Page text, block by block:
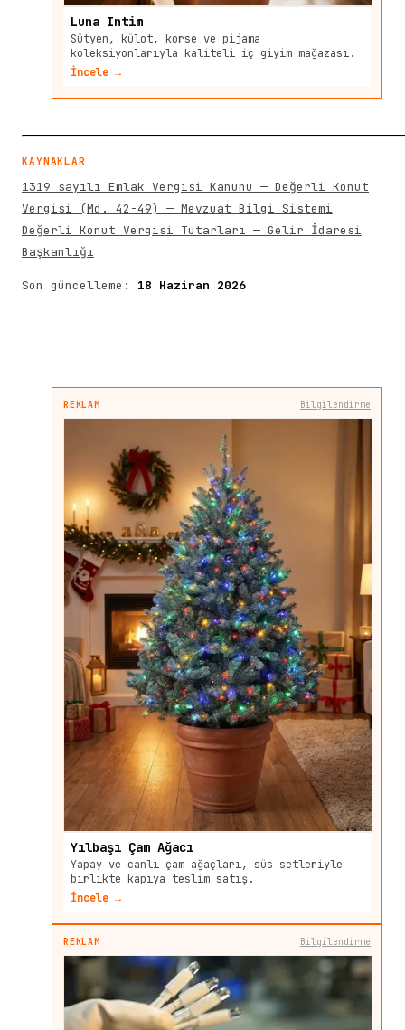
Luna Intim
Sütyen, külot, korse ve pijama
koleksiyonlarıyla kaliteli iç giyim mağazası.
İncele →
KAYNAKLAR
1319 sayılı Emlak Vergisi Kanunu — Değerli Konut
Vergisi (Md. 42-49) — Mevzuat Bilgi Sistemi
Değerli Konut Vergisi Tutarları — Gelir İdaresi
Başkanlığı
Son güncelleme: 18 Haziran 2026
REKLAM Bilgilendirme
Yılbaşı Çam Ağacı
Yapay ve canlı çam ağaçları, süs setleriyle
birlikte kapıya teslim satış.
İncele →
REKLAM Bilgilendirme